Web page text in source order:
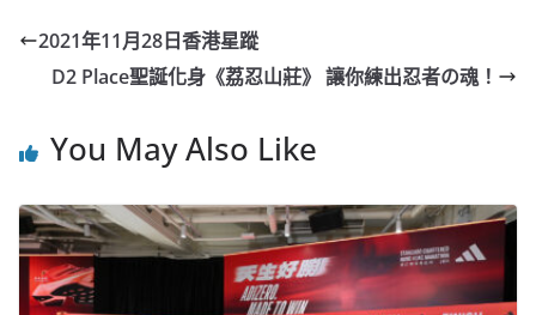
e
b
o
W
ei
o
s
A
p
at Li
2021年11月28日香港星蹤
D2 Place聖誕化身《荔忍山莊》 讓你練出忍者の魂！
You May Also Like